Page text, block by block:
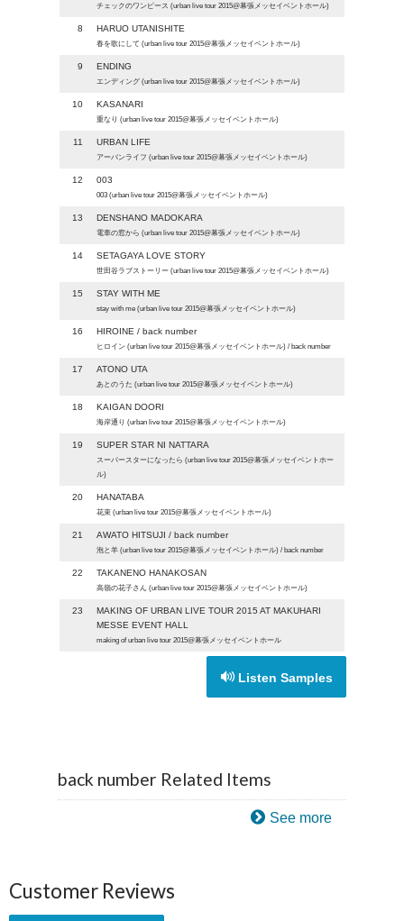
チェックのワンピース (urban live tour 2015@幕張メッセイベントホール)
8 HARUO UTANISHITE
春を歌にして (urban live tour 2015@幕張メッセイベントホール)
9 ENDING
エンディング (urban live tour 2015@幕張メッセイベントホール)
10 KASANARI
重なり (urban live tour 2015@幕張メッセイベントホール)
11 URBAN LIFE
アーバンライフ (urban live tour 2015@幕張メッセイベントホール)
12 003
003 (urban live tour 2015@幕張メッセイベントホール)
13 DENSHANO MADOKARA
電車の窓から (urban live tour 2015@幕張メッセイベントホール)
14 SETAGAYA LOVE STORY
世田谷ラブストーリー (urban live tour 2015@幕張メッセイベントホール)
15 STAY WITH ME
stay with me (urban live tour 2015@幕張メッセイベントホール)
16 HIROINE / back number
ヒロイン (urban live tour 2015@幕張メッセイベントホール) / back number
17 ATONO UTA
あとのうた (urban live tour 2015@幕張メッセイベントホール)
18 KAIGAN DOORI
海岸通り (urban live tour 2015@幕張メッセイベントホール)
19 SUPER STAR NI NATTARA
スーパースターになったら (urban live tour 2015@幕張メッセイベントホー
ル)
20 HANATABA
花束 (urban live tour 2015@幕張メッセイベントホール)
21 AWATO HITSUJI / back number
泡と羊 (urban live tour 2015@幕張メッセイベントホール) / back number
22 TAKANENO HANAKOSAN
高嶺の花子さん (urban live tour 2015@幕張メッセイベントホール)
23
MAKING OF URBAN LIVE TOUR 2015 AT MAKUHARI
MESSE EVENT HALL
making of urban live tour 2015@幕張メッセイベントホール
Listen Samples
back number Related Items
See more
Customer Reviews